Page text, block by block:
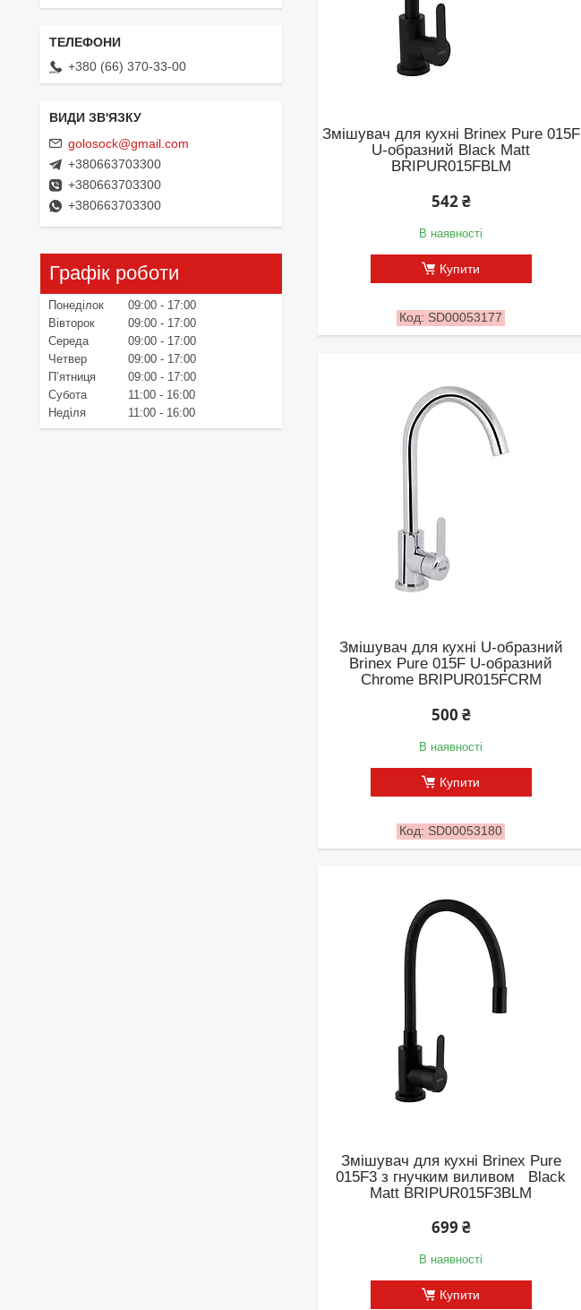
Змішувач для кухні Brinex Pure 015F
U-образний Black Matt
BRIPUR015FBLM
542 ₴
В наявності
Купити
SD00053177
Змішувач для кухні U-образний
Brinex Pure 015F U-образний
Chrome BRIPUR015FCRM
500 ₴
В наявності
Купити
SD00053180
Змішувач для кухні Brinex Pure
015F3 з гнучким виливом Black
Matt BRIPUR015F3BLM
699 ₴
В наявності
Купити
+380 (66) 370-33-00
golosock@gmail.com
+380663703300
+380663703300
+380663703300
Графік роботи
Понеділок 09:00
17:00
Вівторок
09:00
17:00
Середа
09:00
17:00
Четвер
09:00
17:00
Пʼятниця
09:00
17:00
Субота
11:00
16:00
Неділя
11:00 16:00